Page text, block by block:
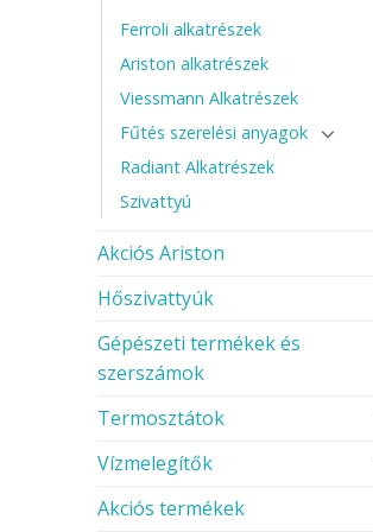
Ferroli alkatrészek
Ariston alkatrészek
Viessmann Alkatrészek
Fűtés szerelési anyagok
Radiant Alkatrészek
Szivattyú
Akciós Ariston
Hőszivattyúk
Gépészeti termékek és
szerszámok
Termosztátok
Vízmelegítők
Akciós termékek